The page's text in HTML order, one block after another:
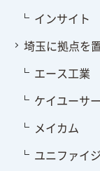
インサイト
埼玉に拠点を
エース工業
ケイユーサ
メイカム
ユニファイ